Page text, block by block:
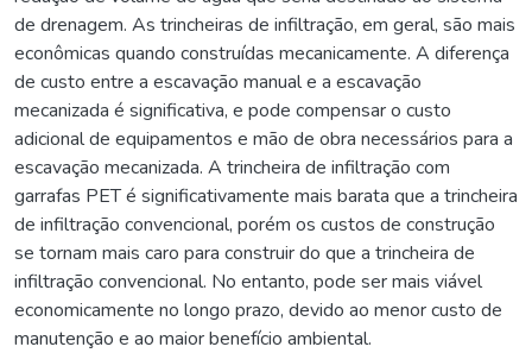
de drenagem. As trincheiras de infiltração, em geral, são mais
econômicas quando construídas mecanicamente. A diferença
de custo entre a escavação manual e a escavação
mecanizada é significativa, e pode compensar o custo
adicional de equipamentos e mão de obra necessários para a
escavação mecanizada. A trincheira de infiltração com
garrafas PET é significativamente mais barata que a trincheira
de infiltração convencional, porém os custos de construção
se tornam mais caro para construir do que a trincheira de
infiltração convencional. No entanto, pode ser mais viável
economicamente no longo prazo, devido ao menor custo de
manutenção e ao maior benefício ambiental.